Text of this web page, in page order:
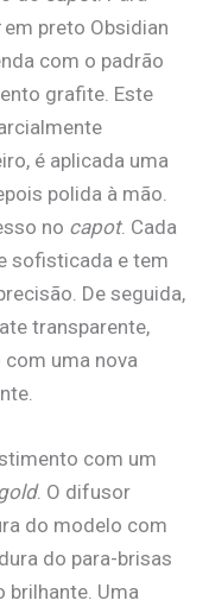
em preto Obsidian
com o padrão
grafite. Este
é aplicada uma
polida à mão.
no capot. Cada
sofisticada e tem
De seguida,
transparente,
uma nova
com um
. O difusor
do modelo com
do para-brisas
brilhante. Uma